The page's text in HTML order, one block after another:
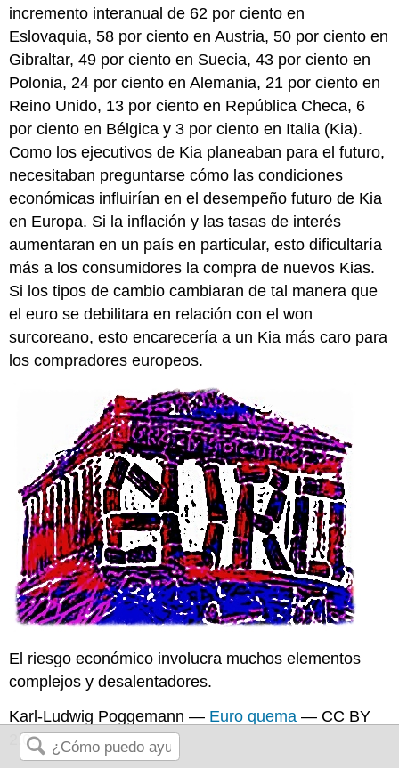
incremento interanual de 62 por ciento en
Eslovaquia, 58 por ciento en Austria, 50 por ciento en
Gibraltar, 49 por ciento en Suecia, 43 por ciento en
Polonia, 24 por ciento en Alemania, 21 por ciento en
Reino Unido, 13 por ciento en República Checa, 6
por ciento en Bélgica y 3 por ciento en Italia (Kia).
Como los ejecutivos de Kia planeaban para el futuro,
necesitaban preguntarse cómo las condiciones
económicas influirían en el desempeño futuro de Kia
en Europa. Si la inflación y las tasas de interés
aumentaran en un país en particular, esto dificultaría
más a los consumidores la compra de nuevos Kias.
Si los tipos de cambio cambiaran de tal manera que
el euro se debilitara en relación con el won
surcoreano, esto encarecería a un Kia más caro para
los compradores europeos.
El riesgo económico involucra muchos elementos
complejos y desalentadores.
Karl-Ludwig Poggemann — Euro quema — CC BY
2.0.